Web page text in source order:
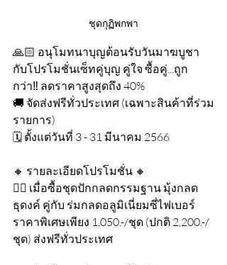
ชุดกุฏิพกพา
🙏🏻 อนุโมทนาบุญต้อนรับวันมาฆบูชา
กับโปรโมชั่นเซ็ทคู่บุญ คู่ใจ ซื้อคู่...ถูก
กว่า‼️ ลดราคาสูงสุดถึง 40%
🚚 จัดส่งฟรีทั่วประเทศ (เฉพาะสินค้าที่ร่วม
รายการ)
🗓️ ตั้งแต่วันที่ 3 - 31 มีนาคม 2566
🔸 รายละเอียดโปรโมชั่น 🔸
👉🏻 เมื่อซื้อชุดปักกลดกรรมฐาน มุ้งกลด
ธุดงค์ คู่กับ ร่มกลดอลูมิเนี่ยมซี่ไฟเบอร์
ราคาพิเศษเพียง 1,050.-/ชุด (ปกติ 2,200.-/
ชุด) ส่งฟรีทั่วประเทศ